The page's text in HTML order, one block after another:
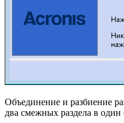
Объединение и разбиение
два смежных раздела в